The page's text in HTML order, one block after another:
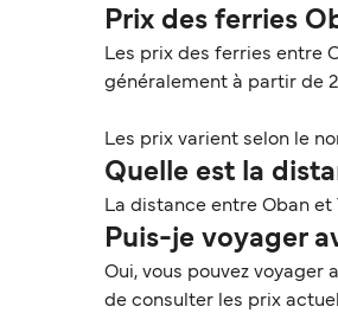
Prix des ferries
Les prix des ferries entre
généralement à partir de
Les prix varient selon le
Quelle est la
La distance entre Oban et
Puis-je voyager
Oui, vous pouvez voyager
de consulter les prix